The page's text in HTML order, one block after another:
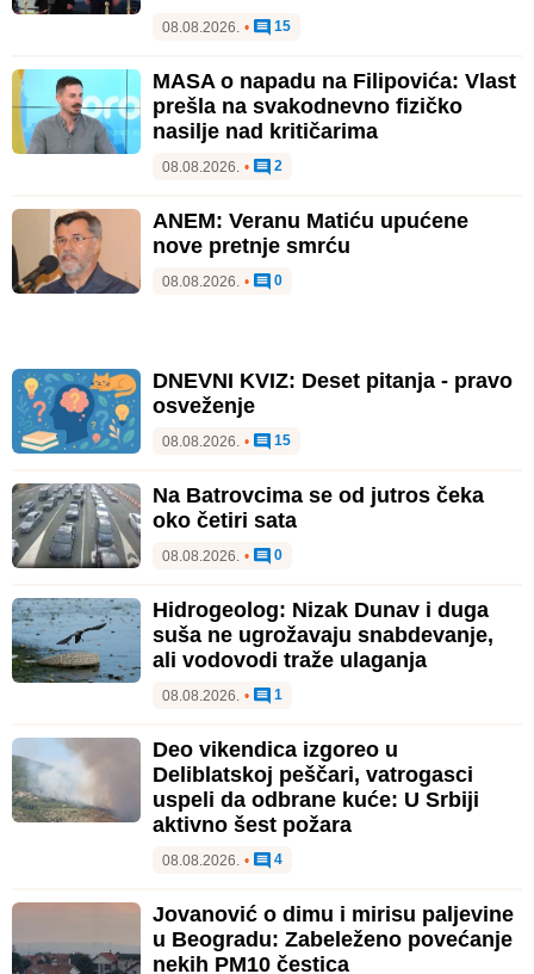
08.08.2026. • 15
MASA o napadu na Filipovića: Vlast
prešla na svakodnevno fizičko
nasilje nad kritičarima
08.08.2026. • 2
ANEM: Veranu Matiću upućene
nove pretnje smrću
08.08.2026. • 0
DNEVNI KVIZ: Deset pitanja - pravo
osveženje
08.08.2026. • 15
Na Batrovcima se od jutros čeka
oko četiri sata
08.08.2026. • 0
Hidrogeolog: Nizak Dunav i duga
suša ne ugrožavaju snabdevanje,
ali vodovodi traže ulaganja
08.08.2026. • 1
Deo vikendica izgoreo u
Deliblatskoj peščari, vatrogasci
uspeli da odbrane kuće: U Srbiji
aktivno šest požara
08.08.2026. • 4
Jovanović o dimu i mirisu paljevine
u Beogradu: Zabeleženo povećanje
nekih PM10 čestica